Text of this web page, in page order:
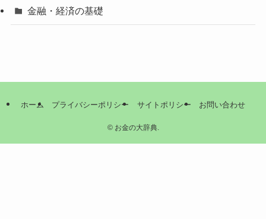
金融・経済の基礎
ホーム プライバシーポリシー サイトポリシー お問い合わせ
©お金の大辞典.